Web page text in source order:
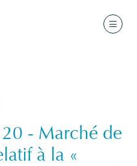
- Marché de
à la «